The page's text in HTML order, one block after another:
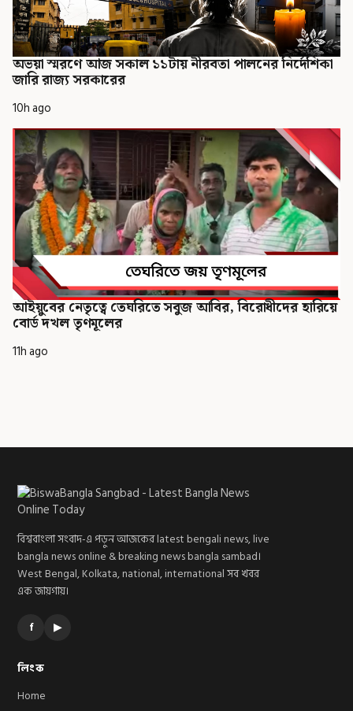
অভয়া স্মরণে আজ সকাল ১১টায় নীরবতা পালনের নির্দেশিকা
জারি রাজ্য সরকারের
10h ago
আইয়ুবের নেতৃত্বে তেঘরিতে সবুজ আবির, বিরোধীদের হারিয়ে
বোর্ড দখল তৃণমূলের
11h ago
বিশ্ববাংলা সংবাদ-এ পড়ুন আজকের latest bengali news, live
bangla news online & breaking news bangla sambad।
West Bengal, Kolkata, national, international সব খবর
এক জায়গায়।
f ▶
লিংক
Home